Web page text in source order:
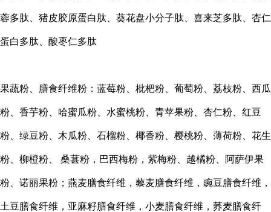
蓉多肽、猪皮胶原蛋白肽、葵花盘小分子肽、喜来芝多肽、杏仁
蛋白多肽、酸枣仁多肽
果蔬粉、膳食纤维粉：蓝莓粉、枇杷粉、葡萄粉、荔枝粉、西瓜
粉、香芋粉、哈蜜瓜粉、水蜜桃粉、青苹果粉、杏仁粉、红豆
粉、绿豆粉、木瓜粉、石榴粉、椰香粉、樱桃粉、薄荷粉、花生
粉、柳橙粉、 桑葚粉，巴西梅粉，紫梅粉、越橘粉、阿萨伊果
粉、诺丽果粉；燕麦膳食纤维，藜麦膳食纤维，豌豆膳食纤维，
土豆膳食纤维，亚麻籽膳食纤维，小麦膳食纤维，荞麦膳食纤